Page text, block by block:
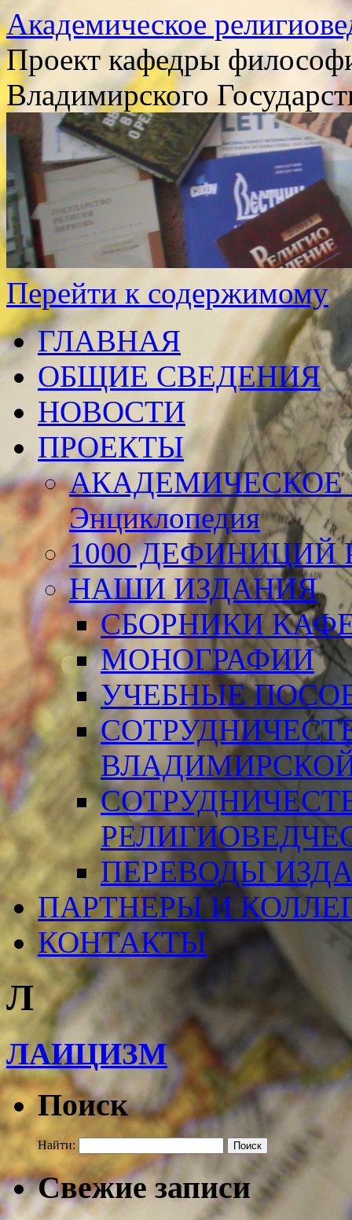
Академическое
Проект кафедры
Владимирского
Перейти к содержимому
ГЛАВНАЯ
ОБЩИЕ СВЕДЕНИЯ
НОВОСТИ
ПРОЕКТЫ
АКАДЕМИЧЕСКОЕ
Энциклопедия
1000 ДЕФИНИЦИЙ
НАШИ ИЗДАНИЯ
СБОРНИКИ
МОНОГРАФИИ
УЧЕБНЫЕ
ПЕРЕВОДЫ
ПАРТНЕРЫ И
КОНТАКТЫ
Л
ЛАИЦИЗМ
Поиск
Найти:
Свежие записи